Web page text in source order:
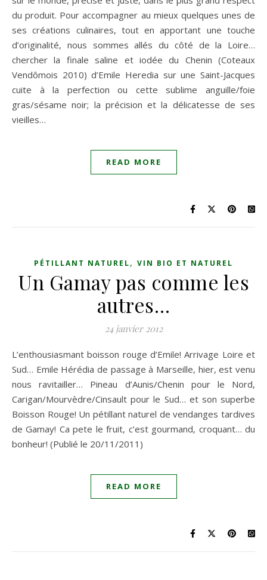
du produit. Pour accompagner au mieux quelques unes de
ses créations culinaires, tout en apportant une touche
d’originalité, nous sommes allés du côté de la Loire…
chercher la finale saline et iodée du Chenin (Coteaux
Vendômois 2010) d’Emile Heredia sur une Saint-Jacques
cuite à la perfection ou cette sublime anguille/foie
gras/sésame noir; la précision et la délicatesse de ses
vieilles…
READ MORE
PÉTILLANT NATUREL, VIN BIO ET NATUREL
Un Gamay pas comme les
autres…
24 janvier 2012
L’enthousiasmant boisson rouge d’Emile! Arrivage Loire et
Sud… Emile Hérédia de passage à Marseille, hier, est venu
nous ravitailler… Pineau d’Aunis/Chenin pour le Nord,
Carigan/Mourvèdre/Cinsault pour le Sud… et son superbe
Boisson Rouge! Un pétillant naturel de vendanges tardives
de Gamay! Ca pete le fruit, c’est gourmand, croquant… du
bonheur! (Publié le 20/11/2011)
READ MORE